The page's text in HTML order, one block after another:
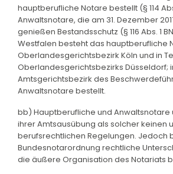
hauptberufliche Notare bestellt (§ 114
Anwaltsnotare, die am 31. Dezember
genießen Bestandsschutz (§ 116 Abs. 1
Westfalen besteht das hauptberufliche
Oberlandesgerichtsbezirk Köln und in
Oberlandesgerichtsbezirks Düsseldorf;
Amtsgerichtsbezirk des
Anwaltsnotare bestellt.
bb) Hauptberufliche und Anwaltsnotare
ihrer Amtsausübung als solcher keinen
berufsrechtlichen Regelungen. Jedoch
Bundesnotarordnung rechtliche
die äußere Organisation des Notariats